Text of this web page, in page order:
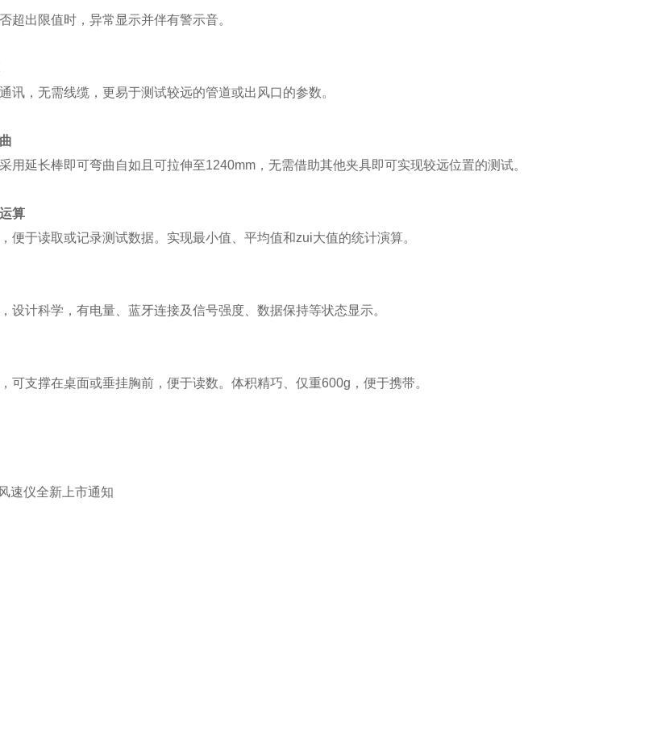
超出限值时，异常显示并伴有警示音。
讯，无需线缆，更易于测试较远的管道或出风口的参数。
用延长棒即可弯曲自如且可拉伸至1240mm，无需借助其他夹具即可实现较远位置的测试。
算
便于读取或记录测试数据。实现最小值、平均值和zui大值的统计演算。
设计科学，有电量、蓝牙连接及信号强度、数据保持等状态显示。
可支撑在桌面或垂挂胸前，便于读数。体积精巧、仅重600g，便于携带。